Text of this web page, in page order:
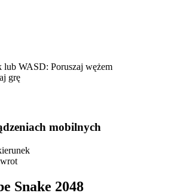
lub WASD: Poruszaj wężem
grę
mobilnych
Snake 2048